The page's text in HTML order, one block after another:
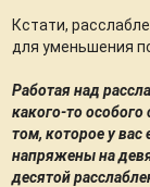
Кстати,
для уменьшения
Работая над
какого-то особого
том, которое у
напряжены на
десятой